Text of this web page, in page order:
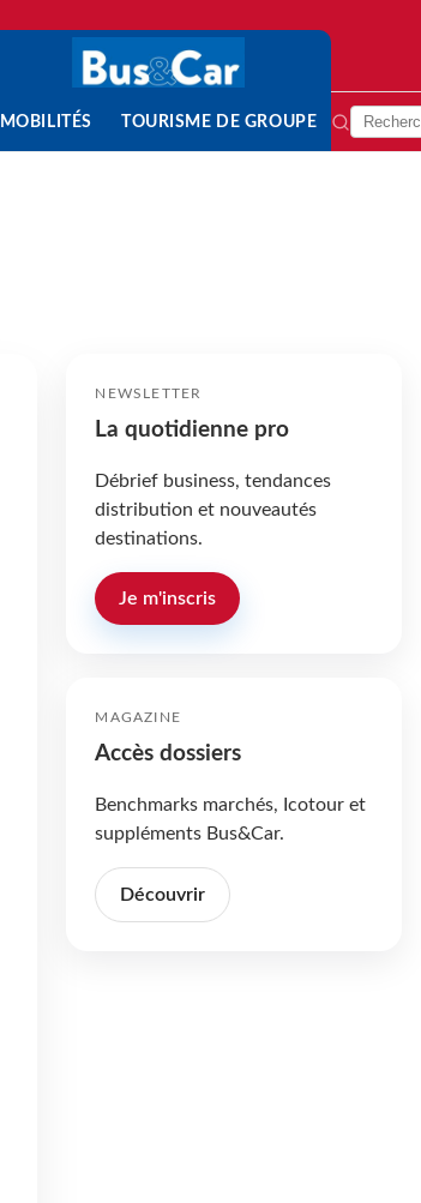
MOBILITÉS TOURISME DE GROUPE
NEWSLETTER
La quotidienne pro
Débrief business, tendances
distribution et nouveautés
destinations.
Je m'inscris
MAGAZINE
Accès dossiers
Benchmarks marchés, Icotour et
suppléments Bus&Car.
Découvrir